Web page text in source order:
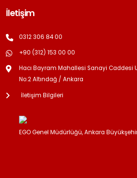
İletişim
0312 306 84 00
+90 (312) 153 00 00
Hacı Bayram Mahallesi Sanayi Caddesi
No:2 Altındağ / Ankara
İletişim Bilgileri
EGO Genel Müdürlüğü, Ankara